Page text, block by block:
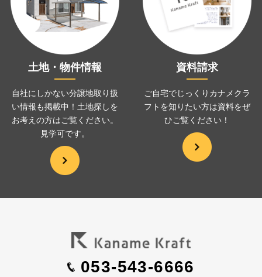
土地・物件情報
自社にしかない分譲地取り扱
い情報も掲載中！土地探しを
お考えの方はご覧ください。
見学可です。
資料請求
ご自宅でじっくりカナメクラ
フトを知りたい方は資料をぜ
ひご覧ください！
053-543-6666